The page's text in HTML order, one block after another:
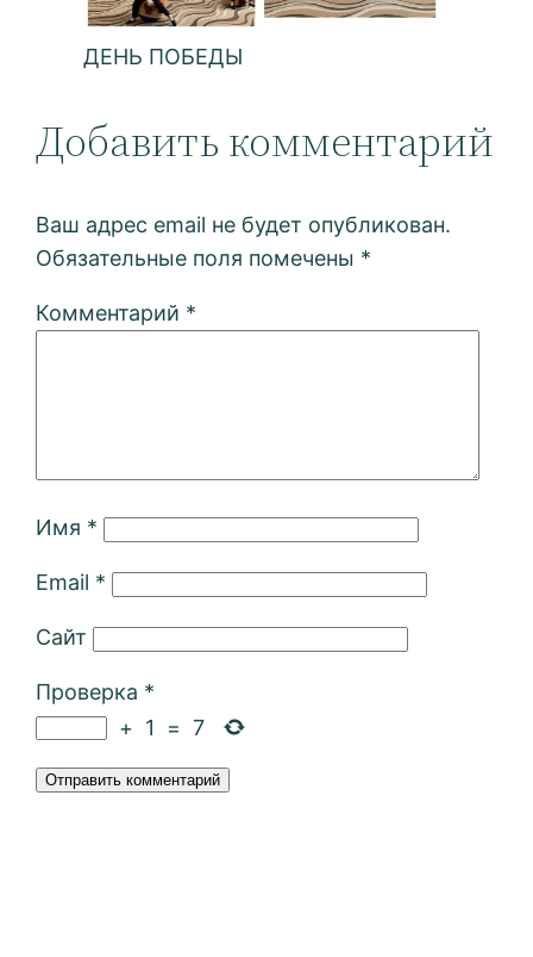
ДЕНЬ ПОБЕДЫ
Добавить комментарий
Ваш адрес email не будет опубликован.
Обязательные поля помечены *
Комментарий *
Имя *
Email *
Сайт
Проверка *
+ 1 = 7